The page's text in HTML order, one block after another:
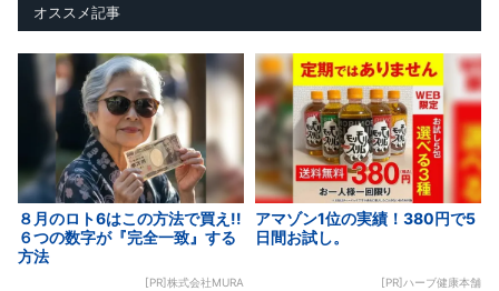
オススメ記事
８月のロト6はこの方法で買え!!
６つの数字が『完全一致』する
方法
[PR]株式会社MURA
アマゾン1位の実績！380円で5
日間お試し。
[PR]ハーブ健康本舗